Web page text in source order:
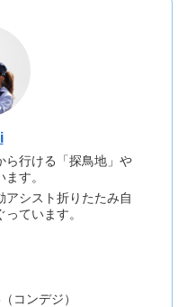
ら行ける「探鳥地」や
す。
アシスト折りたたみ自
ています。
コンデジ）